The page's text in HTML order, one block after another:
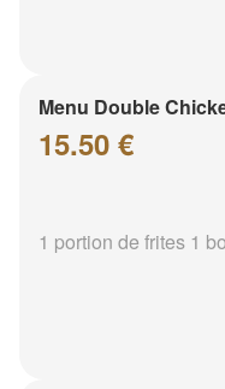
Menu Double
15.50 €
1 portion de frites 1